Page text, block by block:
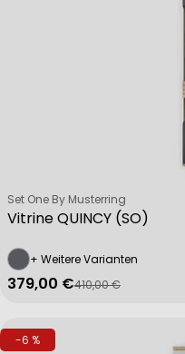
Vitrine QUINCY (SO)
Verkäufer:
Set One By Musterring
+ Weitere Varianten
Verkaufspreis
379,00 €
Regulärer Preis
410,00 €
-6 %